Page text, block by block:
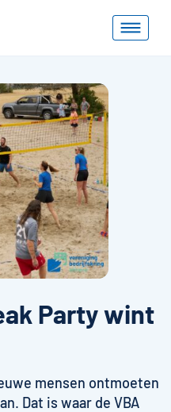
Party wint
mensen ontmoeten
Dat is waar de VBA